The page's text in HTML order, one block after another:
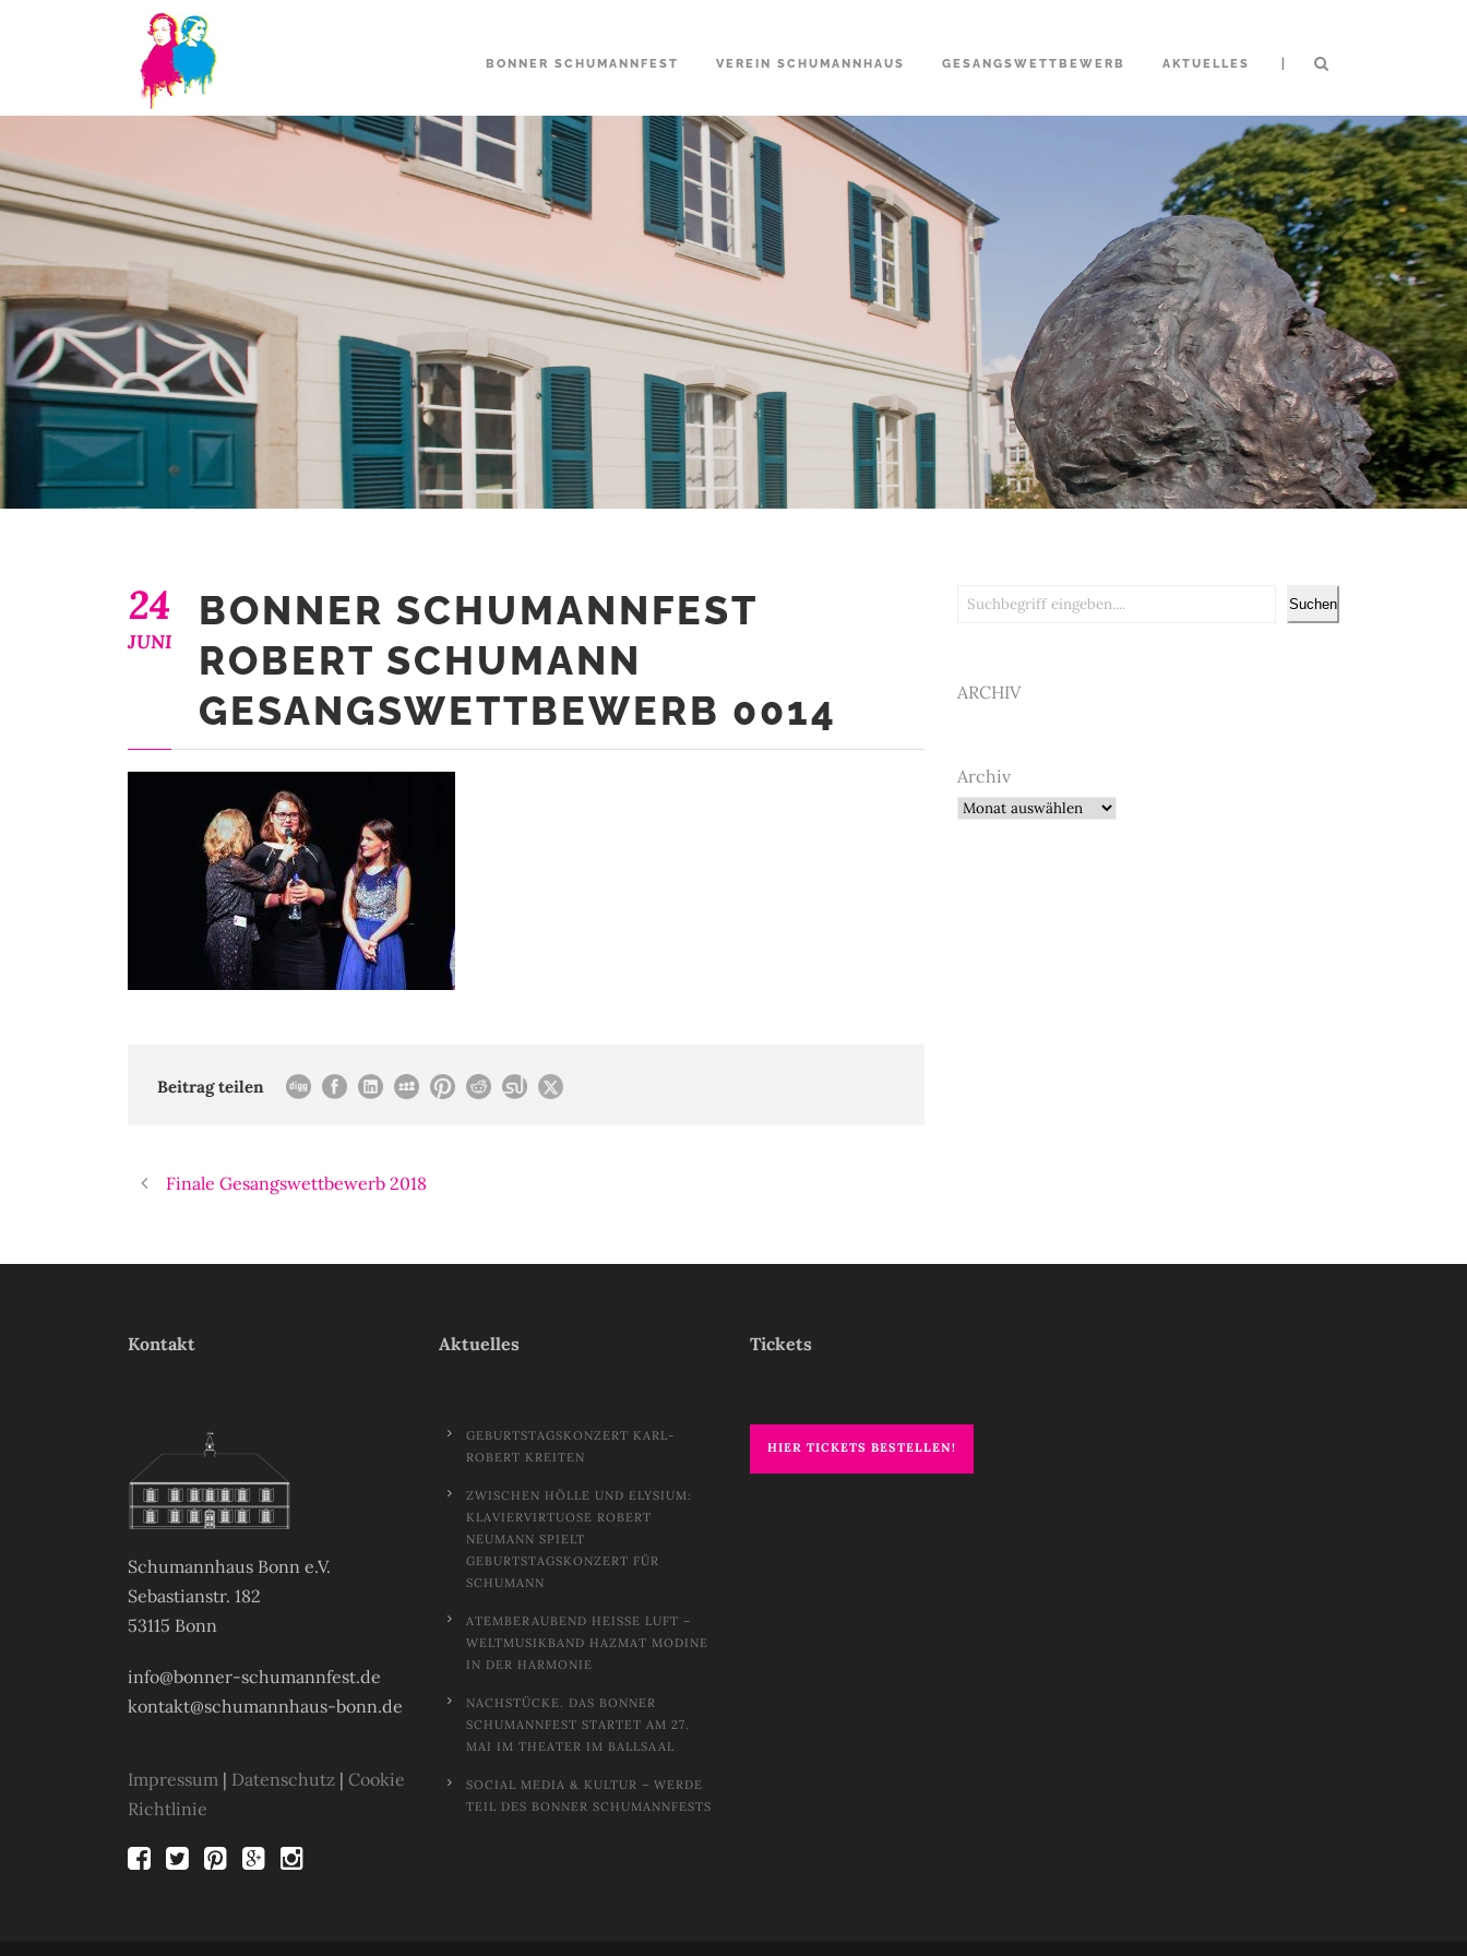
BONNER SCHUMANNFEST VEREIN SCHUMANNHAUS GESANGSWETTBEWERB AKTUELLES |
24
JUNI
BONNER SCHUMANNFEST
ROBERT SCHUMANN
GESANGSWETTBEWERB 0014
Beitrag teilen
Finale Gesangswettbewerb 2018
Suchen Suchen
ARCHIV
Archiv
Kontakt
Schumannhaus Bonn e.V.
Sebastianstr. 182
53115 Bonn
info@bonner-schumannfest.de
kontakt@schumannhaus-bonn.de
Impressum | Datenschutz | Cookie
Richtlinie
Aktuelles
GEBURTSTAGSKONZERT KARL-
ROBERT KREITEN
ZWISCHEN HÖLLE UND ELYSIUM:
KLAVIERVIRTUOSE ROBERT
NEUMANN SPIELT
GEBURTSTAGSKONZERT FÜR
SCHUMANN
ATEMBERAUBEND HEISSE LUFT – W
ELTMUSIKBAND HAZMAT MODINE I
N DER HARMONIE
NACHSTÜCKE. DAS BONNER
SCHUMANNFEST STARTET AM 27.
MAI IM THEATER IM BALLSAAL
SOCIAL MEDIA & KULTUR – WERDE
TEIL DES BONNER SCHUMANNFESTS
Tickets
HIER TICKETS BESTELLEN!